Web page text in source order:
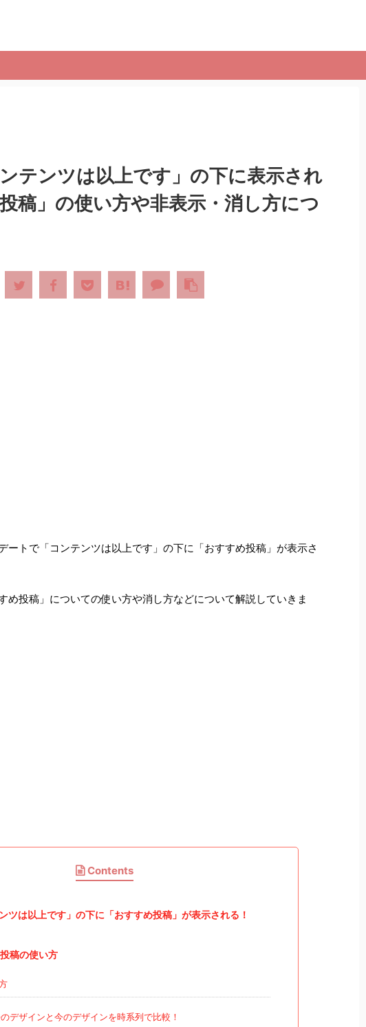
テンツは以上です」の下に表示され
稿」の使い方や非表示・消し方につ
ートで「コンテンツは以上です」の下に「おすすめ投稿」が表示さ
め投稿」についての使い方や消し方などについて解説していきま
Contents
ツは以上です」の下に「おすすめ投稿」が表示される！
稿の使い方
デザインと今のデザインを時系列で比較！